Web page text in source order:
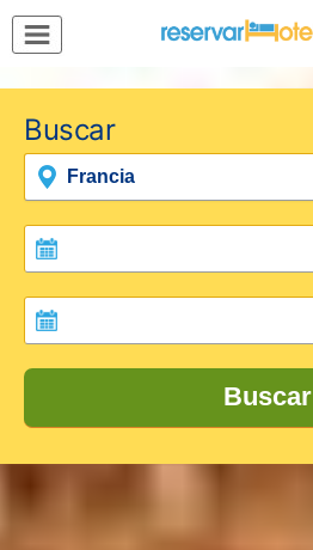
Reserva
Grupos
Inspírate
Buscar
Buscar